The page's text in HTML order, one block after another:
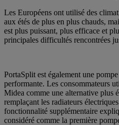
Les Européens ont utilisé des
aux étés de plus en plus chauds,
est plus puissant, plus efficace et
principales difficultés rencontrées
PortaSplit est également une
performante. Les consommateurs
Midea comme une alternative plus
remplaçant les radiateurs
fonctionnalité supplémentaire
considéré comme la première